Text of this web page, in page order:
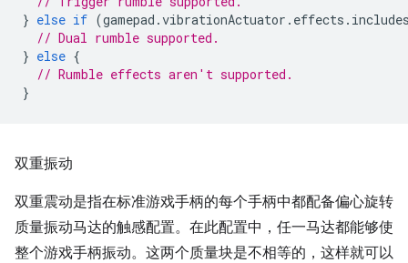
} else if (gamepad .vibrationActuator . effects .
// Dual rumble supported.
} else {
// Rumble effects aren't supported.
}
双重振动
双重震动是指在标准游戏手柄的每个手柄中都配备偏心旋转
质量振动马达的触感配置。在此配置中，任一马达都能够使
整个游戏手柄振动。这两个质量块是不相等的，这样就可以